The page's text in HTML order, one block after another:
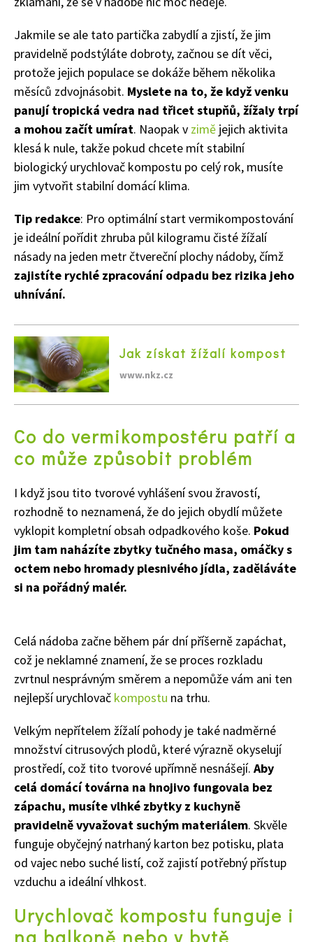
Naše krásná zahrada
65 Kč
Objednat >
Naše krásná zahrada Speciál
Jakmile se ale tato partička zabydlí a zjistí, že jim
pravidelně podstýláte dobroty, začnou se dít věci,
protože jejich populace se dokáže během několika
měsíců zdvojnásobit. Myslete na to, že když venku
panují tropická vedra nad třicet stupňů, žížaly trpí
a mohou začít umírat. Naopak v zimě jejich aktivita
klesá k nule, takže pokud chcete mít stabilní
biologický urychlovač kompostu po celý rok, musíte
jim vytvořit stabilní domácí klima.
Tip redakce: Pro optimální start vermikompostování
je ideální pořídit zhruba půl kilogramu čisté žížalí
násady na jeden metr čtvereční plochy nádoby, čímž
zajistíte rychlé zpracování odpadu bez rizika jeho
uhnívání.
Jak získat žížalí kompost
www.nkz.cz
Co do vermikompostéru patří a
co může způsobit problém
I když jsou tito tvorové vyhlášení svou žravostí,
rozhodně to neznamená, že do jejich obydlí můžete
vyklopit kompletní obsah odpadkového koše. Pokud
jim tam naházíte zbytky tučného masa, omáčky s
octem nebo hromady plesnivého jídla, zaděláváte
si na pořádný malér.
Celá nádoba začne během pár dní příšerně zapáchat,
což je neklamné znamení, že se proces rozkladu
zvrtnul nesprávným směrem a nepomůže vám ani ten
nejlepší urychlovač kompostu na trhu.
Velkým nepřítelem žížalí pohody je také nadměrné
množství citrusových plodů, které výrazně okyselují
prostředí, což tito tvorové upřímně nesnášejí. Aby
celá domácí továrna na hnojivo fungovala bez
zápachu, musíte vlhké zbytky z kuchyně
pravidelně vyvažovat suchým materiálem. Skvěle
funguje obyčejný natrhaný karton bez potisku, plata
od vajec nebo suché listí, což zajistí potřebný přístup
vzduchu a ideální vlhkost.
Urychlovač kompostu funguje i
na balkoně nebo v bytě